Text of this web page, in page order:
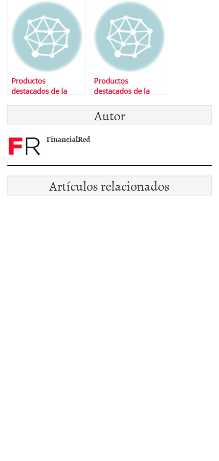
Productos
destacados de la
Productos
destacados de la
Autor
FinancialRed
Artículos relacionados